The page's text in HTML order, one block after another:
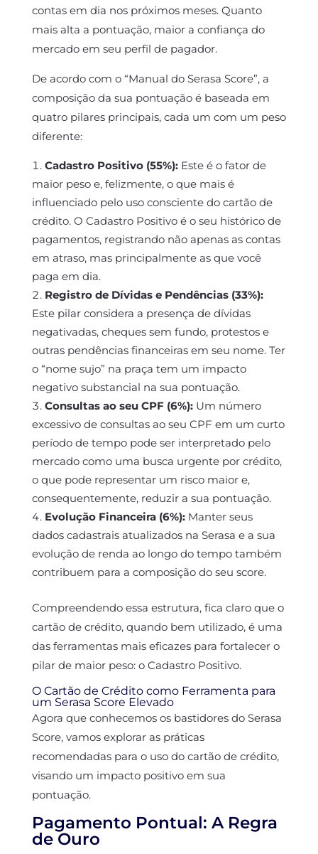
contas em dia nos próximos meses. Quanto
mais alta a pontuação, maior a confiança do
mercado em seu perfil de pagador.
De acordo com o “Manual do Serasa Score”, a
composição da sua pontuação é baseada em
quatro pilares principais, cada um com um peso
diferente:
Cadastro Positivo (55%):Este é o fator de
maior peso e, felizmente, o que mais é
influenciado pelo uso consciente do cartão de
crédito. O Cadastro Positivo é o seu histórico de
pagamentos, registrando não apenas as contas
em atraso, mas principalmente as que você
paga em dia.
Registro de Dívidas e Pendências (33%):
Este pilar considera a presença de dívidas
negativadas, cheques sem fundo, protestos e
outras pendências financeiras em seu nome. Ter
o “nome sujo” na praça tem um impacto
negativo substancial na sua pontuação.
Consultas ao seu CPF (6%):Um número
excessivo de consultas ao seu CPF em um curto
período de tempo pode ser interpretado pelo
mercado como uma busca urgente por crédito,
o que pode representar um risco maior e,
consequentemente, reduzir a sua pontuação.
Evolução Financeira (6%):Manter seus
dados cadastrais atualizados na Serasa e a sua
evolução de renda ao longo do tempo também
contribuem para a composição do seu score.
Compreendendo essa estrutura, fica claro que o
cartão de crédito, quando bem utilizado, é uma
das ferramentas mais eficazes para fortalecer o
pilar de maior peso: o Cadastro Positivo.
O Cartão de Crédito como Ferramenta para
um Serasa Score Elevado
Agora que conhecemos os bastidores do Serasa
Score, vamos explorar as práticas
recomendadas para o uso do cartão de crédito,
visando um impacto positivo em sua
pontuação.
Pagamento Pontual: A Regra
de Ouro